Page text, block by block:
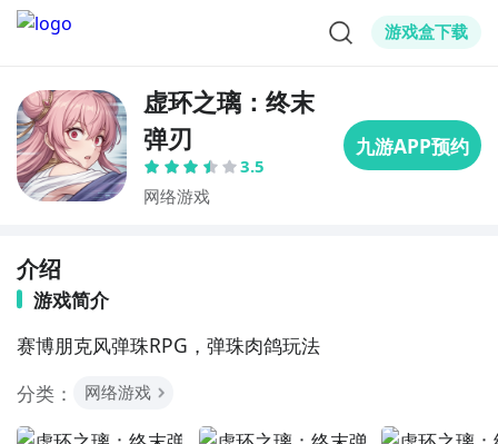
游戏盒下载
虚环之璃：终末
弹刃
3.5
网络游戏
介绍
游戏简介
赛博朋克风弹珠RPG，弹珠肉鸽玩法
分类：
网络游戏